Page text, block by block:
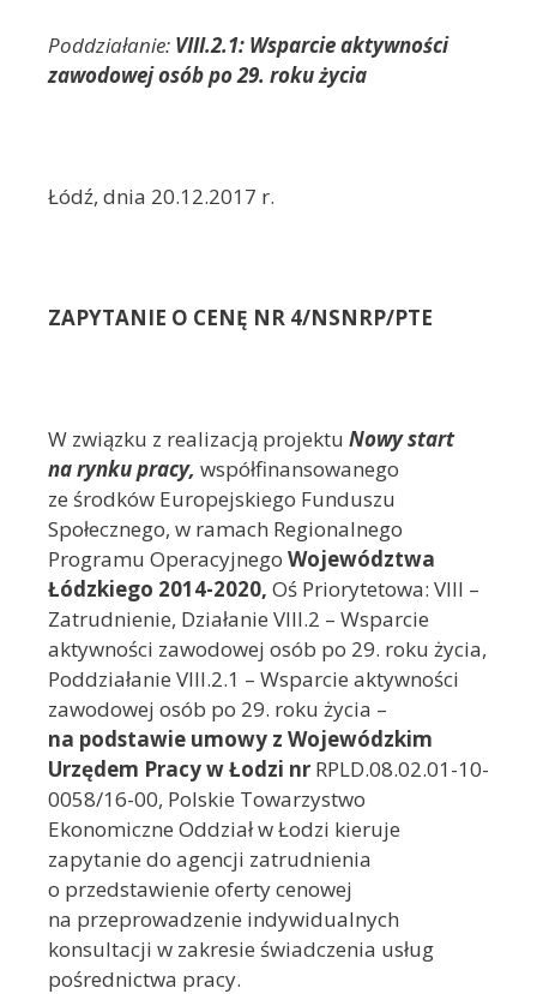
Poddziałanie: VIII.2.1: Wsparcie aktywności
zawodowej osób po 29. roku życia
Łódź, dnia 20.12.2017 r.
ZAPYTANIE O CENĘ NR 4/NSNRP/PTE
W związku z realizacją projektu Nowy start
na rynku pracy, współfinansowanego
ze środków Europejskiego Funduszu
Społecznego, w ramach Regionalnego
Programu Operacyjnego Województwa
Łódzkiego 2014-2020, Oś Priorytetowa: VIII –
Zatrudnienie, Działanie VIII.2 – Wsparcie
aktywności zawodowej osób po 29. roku życia,
Poddziałanie VIII.2.1 – Wsparcie aktywności
zawodowej osób po 29. roku życia –
na podstawie umowy z Wojewódzkim
Urzędem Pracy w Łodzi nr RPLD.08.02.01-10-
0058/16-00, Polskie Towarzystwo
Ekonomiczne Oddział w Łodzi kieruje
zapytanie do agencji zatrudnienia
o przedstawienie oferty cenowej
na przeprowadzenie indywidualnych
konsultacji w zakresie świadczenia usług
pośrednictwa pracy.